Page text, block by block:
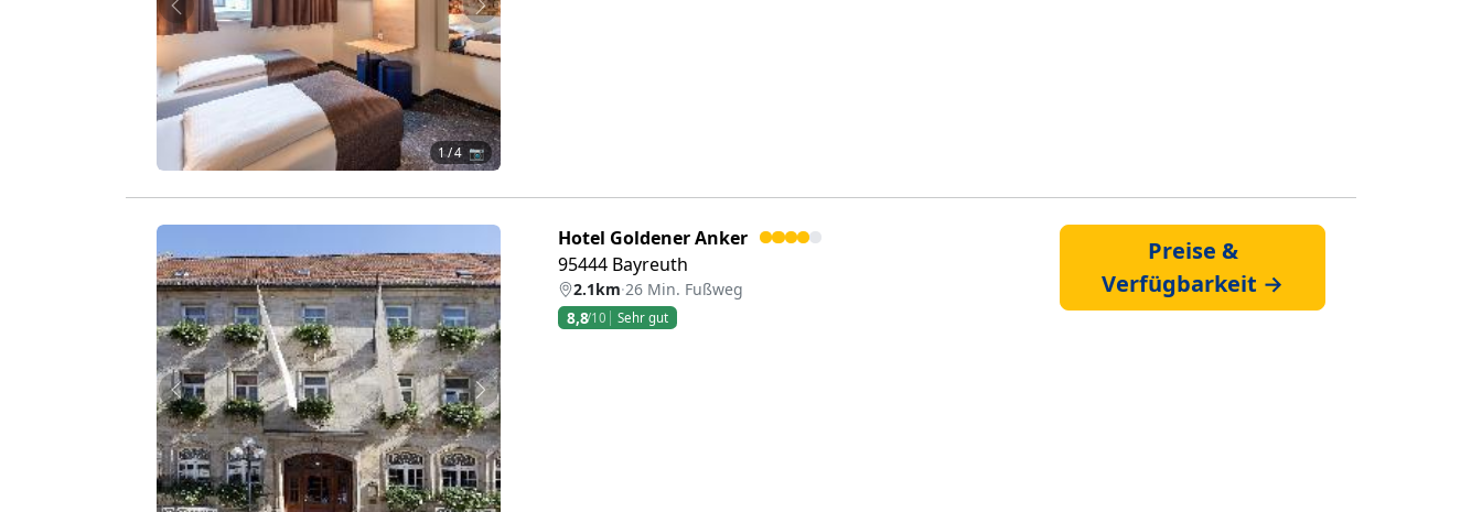
Zurück Weiter
1/ 4 📷
Zurück Weiter
Hotel Goldener Anker
95444 Bayreuth
2.1km·26 Min. Fußweg
8,8/10 Sehr gut
Preise &
Verfügbarkeit →